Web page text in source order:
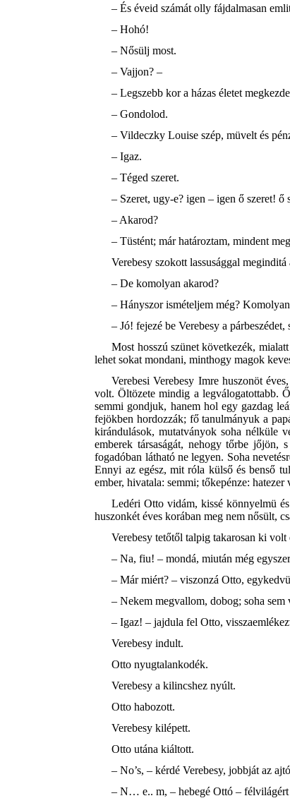
– És éveid számát olly fájdalmasan
– Hohó!
– Nősülj most.
– Vajjon? –
– Legszebb kor a házas életet
– Gondolod.
– Vildeczky Louise szép, müvelt és
– Igaz.
– Téged szeret.
– Szeret, ugy-e? igen – igen ő szeret!
– Akarod?
– Tüstént; már határoztam, mindent
Verebesy szokott lassusággal
– De komolyan akarod?
– Hányszor ismételjem még?
– Jó! fejezé be Verebesy a
Most hosszú szünet következék,
lehet sokat mondani, minthogy magok
Verebesi Verebesy Imre huszonöt
volt. Öltözete mindig a legválogatottabb.
semmi gondjuk, hanem hol egy gazdag
fejökben hordozzák; fő tanulmányuk a
kirándulások, mutatványok soha nélküle
emberek társaságát, nehogy tőrbe
fogadóban látható ne legyen. Soha
Ennyi az egész, mit róla külső és benső
ember, hivatala: semmi; tőkepénze:
Ledéri Otto vidám, kissé könnyelmü
huszonkét éves korában meg nem nősült,
Verebesy tetőtől talpig takarosan ki
– Na, fiu! – mondá, miután még
– Már miért? – viszonzá Otto,
– Nekem megvallom, dobog; soha sem
– Igaz! – jajdula fel Otto,
Verebesy indult.
Otto nyugtalankodék.
Verebesy a kilincshez nyúlt.
Otto habozott.
Verebesy kilépett.
Otto utána kiáltott.
– No’s, – kérdé Verebesy, jobbját az
– N… e.. m, – hebegé Ottó – félvilágért